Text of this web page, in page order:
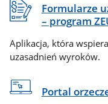
Formularze
– program
Aplikacja, która
uzasadnień wyroków.
Portal